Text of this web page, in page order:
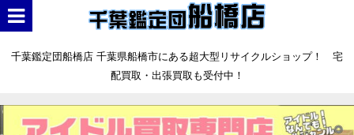
千葉鑑定団船橋店 千葉県船橋市にある超大型リサイクルショップ！ 宅
配買取・出張買取も受付中！